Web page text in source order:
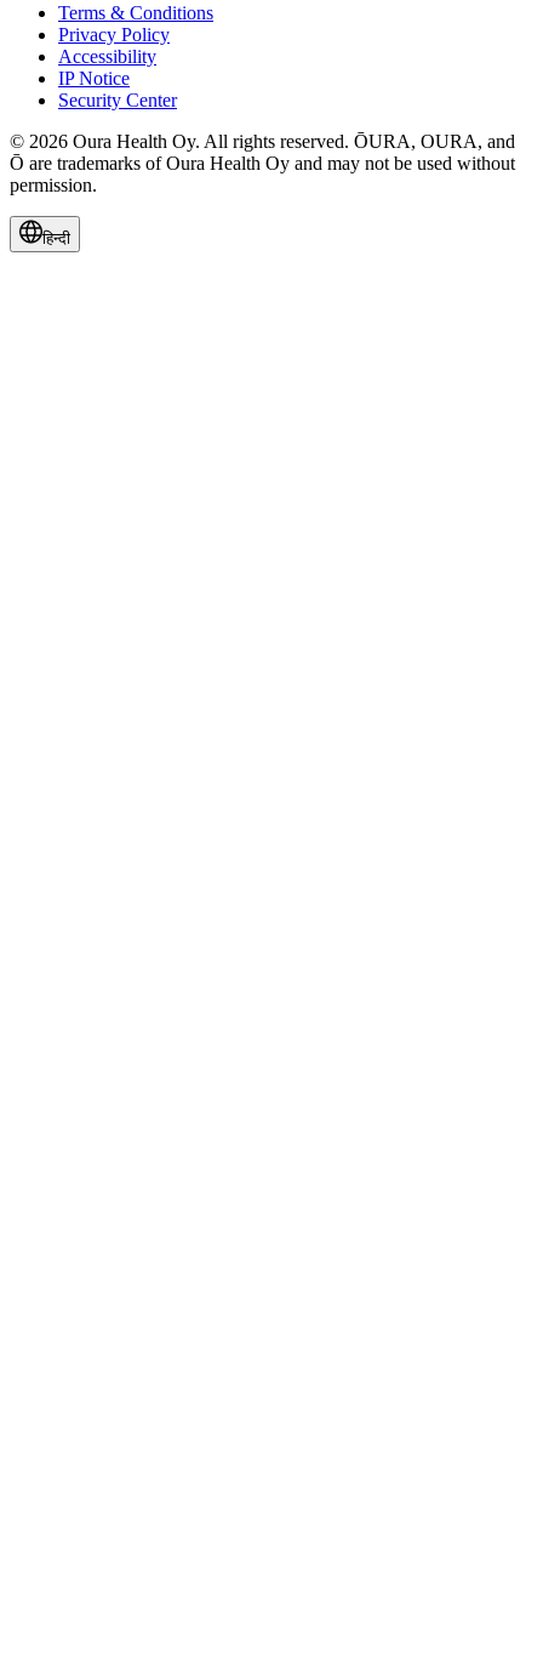
Terms & Conditions
Privacy Policy
Accessibility
IP Notice
Security Center
© 2026 Oura Health Oy. All rights reserved. ŌURA, OURA, and
Ō are trademarks of Oura Health Oy and may not be used without
permission.
हिन्दी